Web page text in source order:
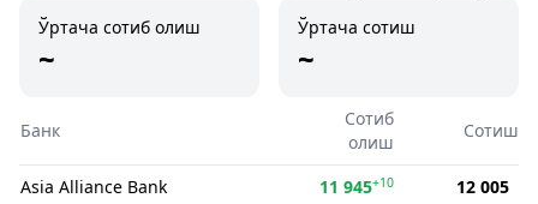
Ўртача сотиб олиш
~
Ўртача сотиш
~
Банк
Сотиб
олиш
Сотиш
Asia Alliance Bank 11 945+10
12 005